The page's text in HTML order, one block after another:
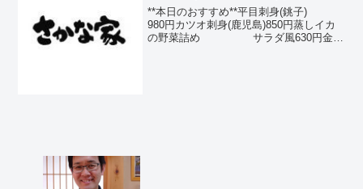
**本日のおすすめ**平目刺身(銚子)
980円カツオ刺身(鹿児島)850円蒸しイカ
の野菜詰め サラダ風630円金目